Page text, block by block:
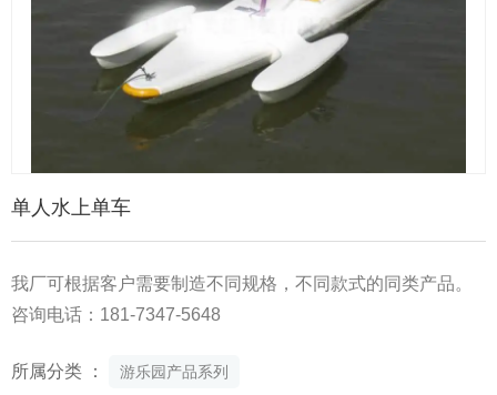
单人水上单车
我厂可根据客户需要制造不同规格，不同款式的同类产品。
咨询电话：181-7347-5648
所属分类 ： 游乐园产品系列